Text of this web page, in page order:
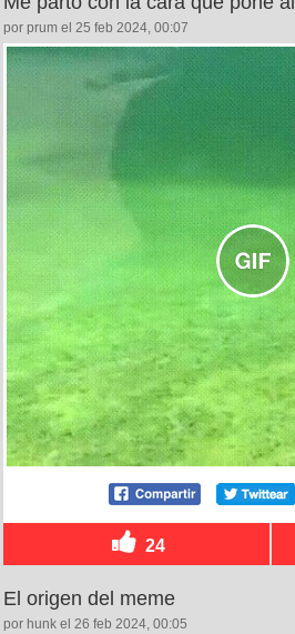
por prum el 25 feb 2024, 00:07
24
El origen del meme
por hunk el 26 feb 2024, 00:05